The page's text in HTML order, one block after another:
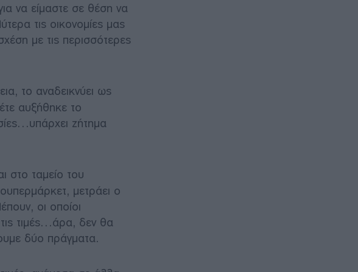
να είμαστε σε θέση να
τις οικονομίες μας
με τις περισσότερες
το αναδεικνύει ως
αυξήθηκε το
ζήτημα
στο ταμείο του
μετράει ο
οι οποίοι
τιμές…άρα, δεν θα
δύο πράγματα.